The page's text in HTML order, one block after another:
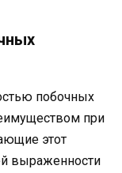
побочных
при
этот
выраженности